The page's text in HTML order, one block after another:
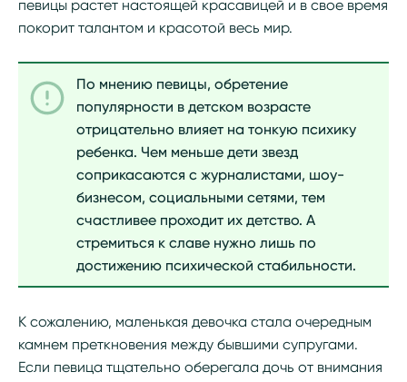
певицы растет настоящей красавицей и в свое время
покорит талантом и красотой весь мир.
По мнению певицы, обретение
популярности в детском возрасте
отрицательно влияет на тонкую психику
ребенка. Чем меньше дети звезд
соприкасаются с журналистами, шоу-
бизнесом, социальными сетями, тем
счастливее проходит их детство. А
стремиться к славе нужно лишь по
достижению психической стабильности.
К сожалению, маленькая девочка стала очередным
камнем преткновения между бывшими супругами.
Если певица тщательно оберегала дочь от внимания